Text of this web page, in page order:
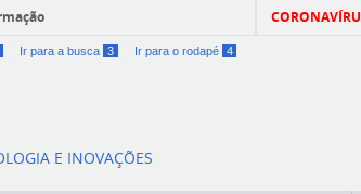
Ir para a busca 3 Ir para o rodapé 4
E INOVAÇÕES